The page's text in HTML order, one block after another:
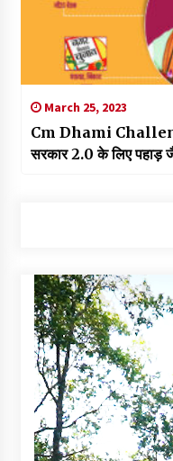
March 25, 2023
Cm Dhami
सरकार 2.0 के लिए पहाड़